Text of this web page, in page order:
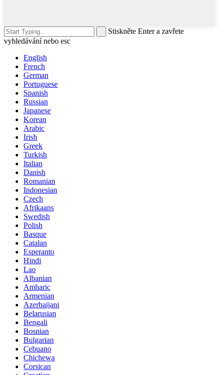
Stiskněte Enter a zavřete
vyhledávání nebo esc
English
French
German
Portuguese
Spanish
Russian
Japanese
Korean
Arabic
Irish
Greek
Turkish
Italian
Danish
Romanian
Indonesian
Czech
Afrikaans
Swedish
Polish
Basque
Catalan
Esperanto
Hindi
Lao
Albanian
Amharic
Armenian
Azerbaijani
Belarusian
Bengali
Bosnian
Bulgarian
Cebuano
Chichewa
Corsican